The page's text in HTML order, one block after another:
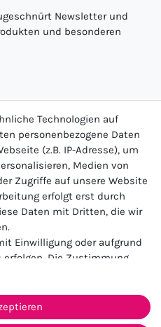
Newsletter und
und besonderen
(23.143)
AGB
Kontakt
Technologien auf
personenbezogene Daten
(z.B. IP-Adresse), um
Medien von
Zugriffe auf unsere Website
erfolgt erst durch
Daten mit Dritten, die wir
Einwilligung oder aufgrund
Die Zustimmung
Es besteht das Recht,
Beachten Sie unser
zur Verwendung